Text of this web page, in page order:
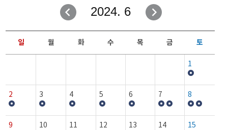
2024. 6
일 월 화 수 목 금 토
1
2 3 4 5 6 7 8
9 10 11 12 13 14 15